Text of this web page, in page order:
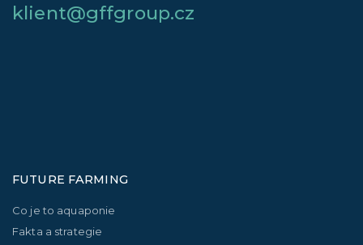
klient@gffgroup.cz
FUTURE FARMING
Co je to aquaponie
Fakta a strategie